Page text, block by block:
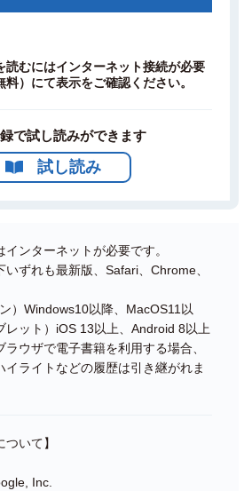
読むにはインターネット接続が必要
）にて表示をご確認ください。
で試し読みができます
試し読み
インターネットが必要です。
いずれも最新版、Safari、Chrome、
）Windows10以降、MacOS11以
レット）iOS 13以上、Android 8以上
ラウザで電子書籍を利用する場合、
イライトなどの履歴は引き継がれま
ついて】
Inc.